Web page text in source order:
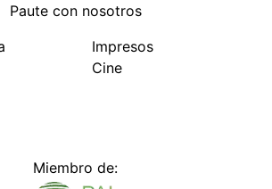
Paute con nosotros
Impresos
Cine
Miembro de: